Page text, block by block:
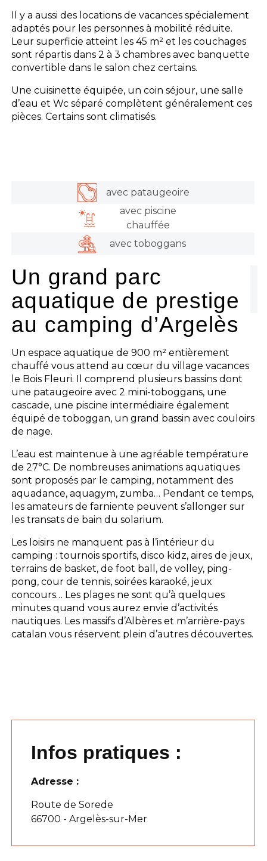
Il y a aussi des locations de vacances spécialement
adaptés pour les personnes à mobilité réduite.
Leur superficie atteint les 45 m² et les couchages
sont répartis dans 2 à 3 chambres avec banquette
convertible dans le salon chez certains.
Une cuisinette équipée, un coin séjour, une salle
d’eau et Wc séparé complètent généralement ces
pièces. Certains sont climatisés.
avec pataugeoire
avec piscine
chauffée
avec toboggans
Un grand parc
aquatique de prestige
au camping d’Argelès
Un espace aquatique de 900 m² entièrement
chauffé vous attend au cœur du village vacances
le Bois Fleuri. Il comprend plusieurs bassins dont
une pataugeoire avec 2 mini-toboggans, une
cascade, une piscine intermédiaire également
équipé de toboggan, un grand bassin avec couloirs
de nage.
L’eau est maintenue à une agréable température
de 27°C. De nombreuses animations aquatiques
sont proposés par le camping, notamment des
aquadance, aquagym, zumba… Pendant ce temps,
les amateurs de farniente peuvent s’allonger sur
les transats de bain du solarium.
Les loisirs ne manquent pas à l’intérieur du
camping : tournois sportifs, disco kidz, aires de jeux,
terrains de basket, de foot ball, de volley, ping-
pong, cour de tennis, soirées karaoké, jeux
concours… Les plages ne sont qu’à quelques
minutes quand vous aurez envie d’activités
nautiques. Les massifs d’Albères et m’arrière-pays
catalan vous réservent plein d’autres découvertes.
Infos pratiques :
Adresse :
Route de Sorede
66700 - Argelès-sur-Mer